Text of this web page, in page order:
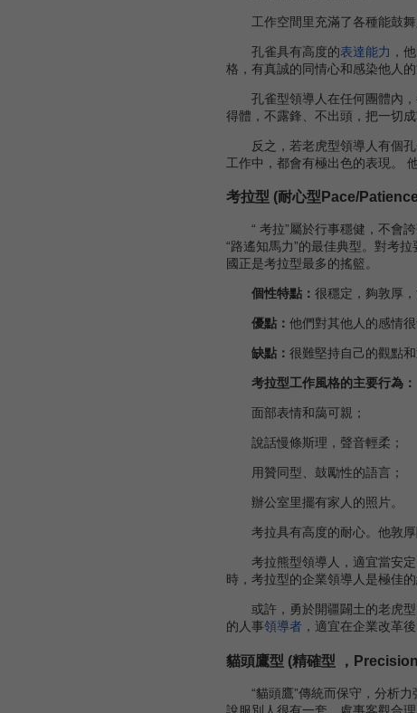
工作空間里充滿了各種能鼓舞
孔雀具有高度的表達能力 ，
格，有真誠的同情心和感染他人
孔雀型領導人在任何團體內，
得體，不露鋒、不出頭，把一切
反之，若老虎型領導人有個孔
工作中，都會有極出色的表現。
考拉型 (耐心型Pace/
“ 考拉”屬於行事穩健，不會誇
“路遙知馬力”的最佳典型。對考
國正是考拉型最多的搖籃。
個性特點： 很穩定，夠敦厚
優點： 他們對其他人的感情
缺點： 很難堅持自己的觀點
考拉型工作風格的主要行為：
面部表情和藹可親；
說話慢條斯理，聲音輕柔；
用贊同型、鼓勵性的語言；
辦公室里擺有家人的照片。
考拉具有高度的耐心。他敦厚
考拉熊型領導人，適宜當安定
時，考拉型的企業領導人是極佳
或許，勇於開疆闢土的老虎型
的人事領導者 ，適宜在企業改革
貓頭鷹型 (精確型 ，
“貓頭鷹”傳統而保守，分析力